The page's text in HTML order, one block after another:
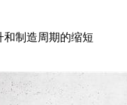
和制造周期的缩短